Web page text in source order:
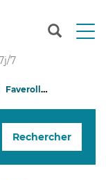
T
n
g
7
Faverolles-et-Coëmy
Rechercher